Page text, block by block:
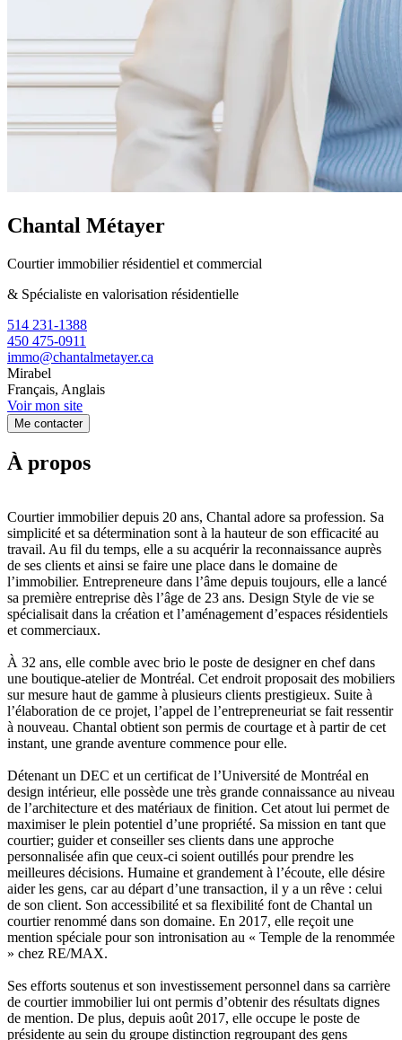
Chantal Métayer
Courtier immobilier résidentiel et commercial
& Spécialiste en valorisation résidentielle
514 231-1388
450 475-0911
immo@chantalmetayer.ca
Mirabel
Français, Anglais
Voir mon site
Me contacter
À propos
Courtier immobilier depuis 20 ans, Chantal adore sa profession. Sa
simplicité et sa détermination sont à la hauteur de son efficacité au
travail. Au fil du temps, elle a su acquérir la reconnaissance auprès
de ses clients et ainsi se faire une place dans le domaine de
l’immobilier. Entrepreneure dans l’âme depuis toujours, elle a lancé
sa première entreprise dès l’âge de 23 ans. Design Style de vie se
spécialisait dans la création et l’aménagement d’espaces résidentiels
et commerciaux.
À 32 ans, elle comble avec brio le poste de designer en chef dans
une boutique-atelier de Montréal. Cet endroit proposait des mobiliers
sur mesure haut de gamme à plusieurs clients prestigieux. Suite à
l’élaboration de ce projet, l’appel de l’entrepreneuriat se fait ressentir
à nouveau. Chantal obtient son permis de courtage et à partir de cet
instant, une grande aventure commence pour elle.
Détenant un DEC et un certificat de l’Université de Montréal en
design intérieur, elle possède une très grande connaissance au niveau
de l’architecture et des matériaux de finition. Cet atout lui permet de
maximiser le plein potentiel d’une propriété. Sa mission en tant que
courtier; guider et conseiller ses clients dans une approche
personnalisée afin que ceux-ci soient outillés pour prendre les
meilleures décisions. Humaine et grandement à l’écoute, elle désire
aider les gens, car au départ d’une transaction, il y a un rêve : celui
de son client. Son accessibilité et sa flexibilité font de Chantal un
courtier renommé dans son domaine. En 2017, elle reçoit une
mention spéciale pour son intronisation au « Temple de la renommée
» chez RE/MAX.
Ses efforts soutenus et son investissement personnel dans sa carrière
de courtier immobilier lui ont permis d’obtenir des résultats dignes
de mention. De plus, depuis août 2017, elle occupe le poste de
présidente au sein du groupe distinction regroupant des gens